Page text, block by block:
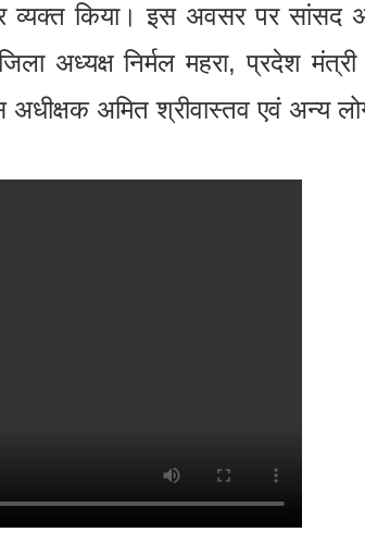
व्यक्त किया। इस अवसर पर सांसद
अध्यक्ष निर्मल महरा, प्रदेश
अधीक्षक अमित श्रीवास्तव एवं अन्य